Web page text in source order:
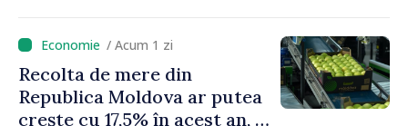
puțin munca, stimulăm
investițiile, taxăm viciile și
echilibrăm taxarea
consumului”
/ Acum 1 zi
Recolta de mere din
Republica Moldova ar putea
crește cu 17,5% în acest an, în